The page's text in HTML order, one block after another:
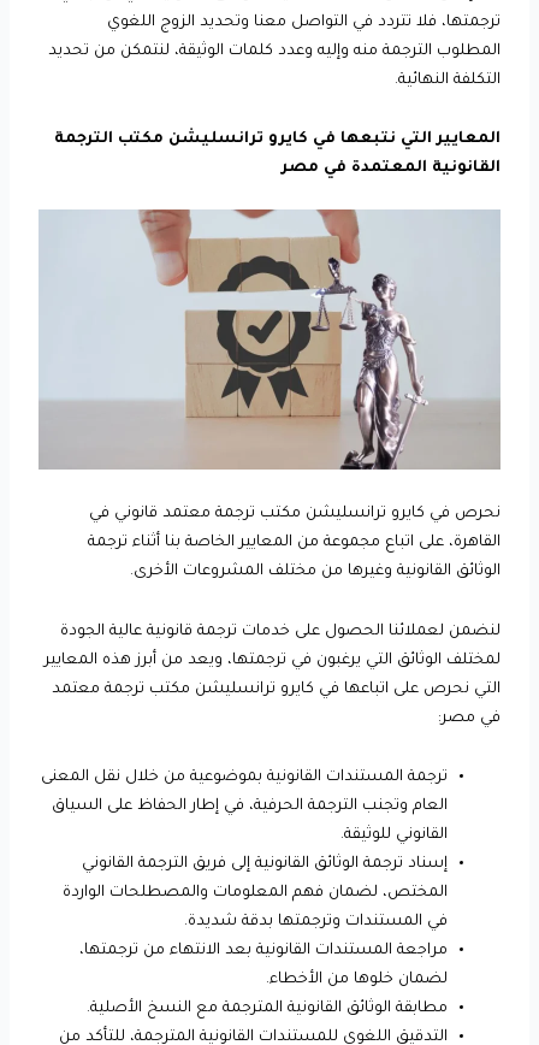
ترجمتها، فلا تتردد في التواصل معنا وتحديد الزوج اللغوي
المطلوب الترجمة منه وإليه وعدد كلمات الوثيقة، لنتمكن من تحديد
التكلفة النهائية.
المعايير التي نتبعها في كايرو ترانسليشن مكتب الترجمة
القانونية المعتمدة في مصر
نحرص في كايرو ترانسليشن مكتب ترجمة معتمد قانوني في
القاهرة، على اتباع مجموعة من المعايير الخاصة بنا أثناء ترجمة
الوثائق القانونية وغيرها من مختلف المشروعات الأخرى.
لنضمن لعملائنا الحصول على خدمات ترجمة قانونية عالية الجودة
لمختلف الوثائق التي يرغبون في ترجمتها، ويعد من أبرز هذه المعايير
التي نحرص على اتباعها في كايرو ترانسليشن مكتب ترجمة معتمد
في مصر:
ترجمة المستندات القانونية بموضوعية من خلال نقل المعنى
العام وتجنب الترجمة الحرفية، في إطار الحفاظ على السياق
القانوني للوثيقة.
إسناد ترجمة الوثائق القانونية إلى فريق الترجمة القانوني
المختص، لضمان فهم المعلومات والمصطلحات الواردة
في المستندات وترجمتها بدقة شديدة.
مراجعة المستندات القانونية بعد الانتهاء من ترجمتها،
لضمان خلوها من الأخطاء.
مطابقة الوثائق القانونية المترجمة مع النسخ الأصلية.
التدقيق اللغوي للمستندات القانونية المترجمة، للتأكد من